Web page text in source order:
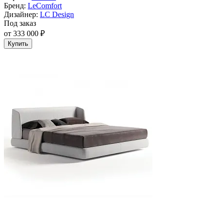
Бренд: LeComfort
Дизайнер: LC Design
Под заказ
от 333 000 ₽
Купить